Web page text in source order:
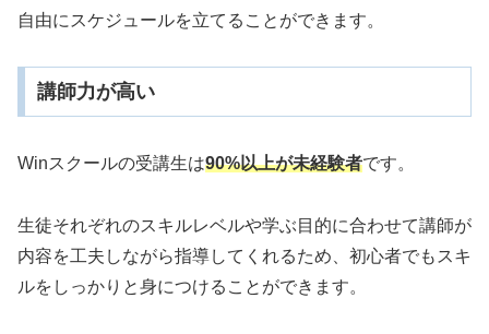
自由にスケジュールを立てることができます。
講師力が高い
Winスクールの受講生は90%以上が未経験者です。
生徒それぞれのスキルレベルや学ぶ目的に合わせて講師が
内容を工夫しながら指導してくれるため、初心者でもスキ
ルをしっかりと身につけることができます。